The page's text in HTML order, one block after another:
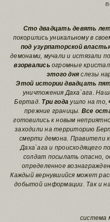
Сто двадцать девять
покорились уникальному в
под узурпаторской
демонами, мучали и истязали
взорвалисьогромные
этого дня слезы
Этой истории двадцать
уничтожения Даха`ага.
Бертад. Три года ушло на то,
прежние границы. Все
готовились к новым
заходили на территорию
смерти демона. Правители
Даха`ага и происходящего
солдат посылать опасно,
определенное
Каждый вернувшийся может
добытой информации. Так и
система